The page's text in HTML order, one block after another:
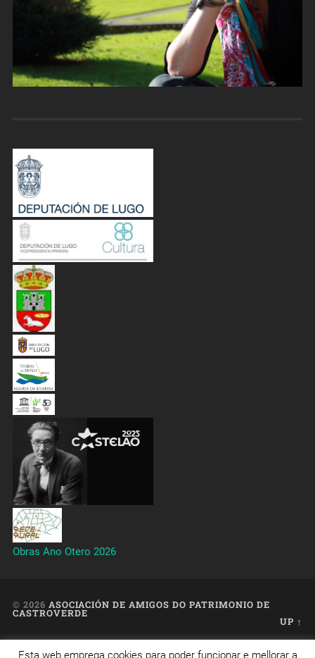
Obras Ano Otero 2026
© 2026 ASOCIACIÓN DE AMIGOS DO PATRIMONIO DE
CASTROVERDE
UP ↑
Esta web emprega cookies para poder funcionar e mellorar a